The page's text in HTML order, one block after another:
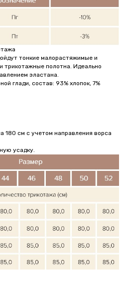
тонкие малорастяжимые и
трикотажные полотна. Идеально
эластана.
глади, состав: 93% хлопок, 7%
180 см с учетом направления ворса
усадку.